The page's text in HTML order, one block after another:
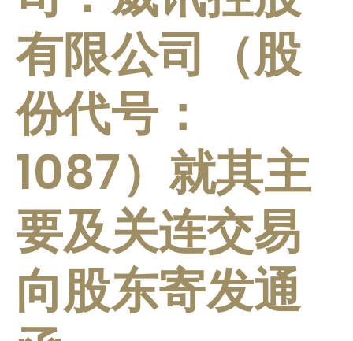
有限公司（股
份代号：
1087）就其主
要及关连交易
向股东寄发通